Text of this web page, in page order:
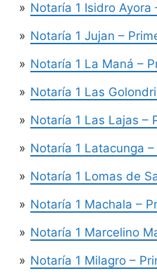
Notaría 1 Isidro Ayora
Notaría 1 Jujan –
Notaría 1 La Maná –
Notaría 1 Las
Notaría 1 Las Lajas –
Notaría 1 Latacunga –
Notaría 1 Lomas de
Notaría 1 Machala –
Notaría 1 Marcelino
Notaría 1 Milagro –